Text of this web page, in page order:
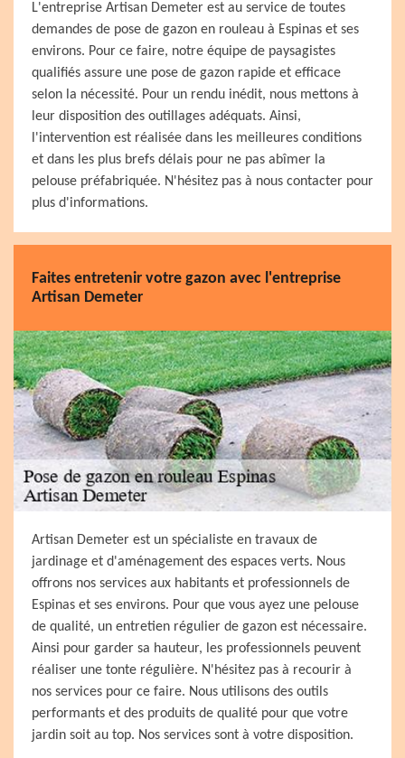
L'entreprise Artisan Demeter est au service de toutes
demandes de pose de gazon en rouleau à Espinas et ses
environs. Pour ce faire, notre équipe de paysagistes
qualifiés assure une pose de gazon rapide et efficace
selon la nécessité. Pour un rendu inédit, nous mettons à
leur disposition des outillages adéquats. Ainsi,
l'intervention est réalisée dans les meilleures conditions
et dans les plus brefs délais pour ne pas abîmer la
pelouse préfabriquée. N'hésitez pas à nous contacter pour
plus d'informations.
Faites entretenir votre gazon avec l'entreprise
Artisan Demeter
Artisan Demeter est un spécialiste en travaux de
jardinage et d'aménagement des espaces verts. Nous
offrons nos services aux habitants et professionnels de
Espinas et ses environs. Pour que vous ayez une pelouse
de qualité, un entretien régulier de gazon est nécessaire.
Ainsi pour garder sa hauteur, les professionnels peuvent
réaliser une tonte régulière. N'hésitez pas à recourir à
nos services pour ce faire. Nous utilisons des outils
performants et des produits de qualité pour que votre
jardin soit au top. Nos services sont à votre disposition.